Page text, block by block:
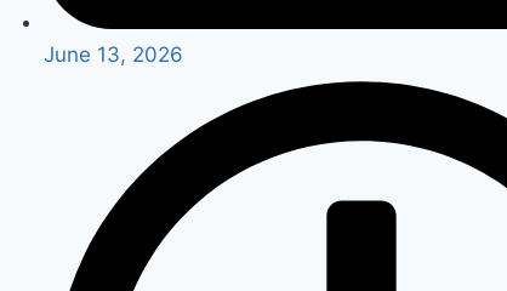
June 13, 2026